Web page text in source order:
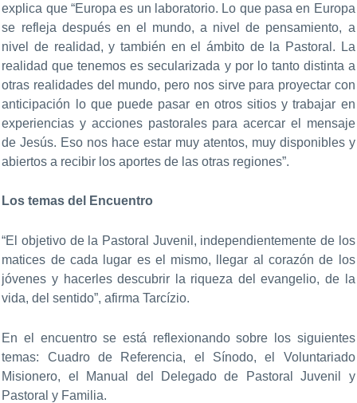
explica que “Europa es un laboratorio. Lo que pasa en Europa
se refleja después en el mundo, a nivel de pensamiento, a
nivel de realidad, y también en el ámbito de la Pastoral. La
realidad que tenemos es secularizada y por lo tanto distinta a
otras realidades del mundo, pero nos sirve para proyectar con
anticipación lo que puede pasar en otros sitios y trabajar en
experiencias y acciones pastorales para acercar el mensaje
de Jesús. Eso nos hace estar muy atentos, muy disponibles y
abiertos a recibir los aportes de las otras regiones”.
Los temas del Encuentro
“El objetivo de la Pastoral Juvenil, independientemente de los
matices de cada lugar es el mismo, llegar al corazón de los
jóvenes y hacerles descubrir la riqueza del evangelio, de la
vida, del sentido”, afirma Tarcízio.
En el encuentro se está reflexionando sobre los siguientes
temas: Cuadro de Referencia, el Sínodo, el Voluntariado
Misionero, el Manual del Delegado de Pastoral Juvenil y
Pastoral y Familia.